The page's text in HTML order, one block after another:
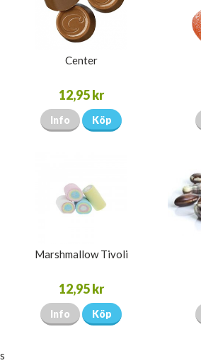
Center
12,95 kr
Info Köp
Marshmallow Tivoli
12,95 kr
Info Köp
s